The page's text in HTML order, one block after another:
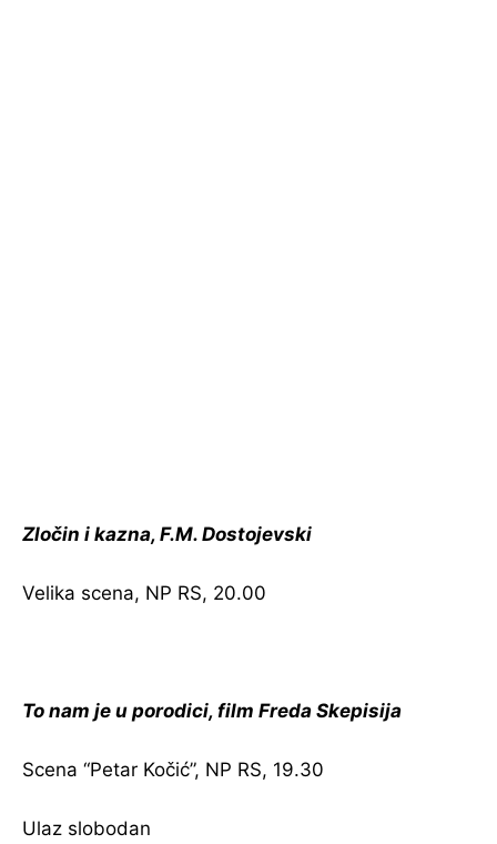
Zločin i kazna, F.M. Dostojevski
Velika scena, NP RS, 20.00
To nam je u porodici, film Freda Skepisija
Scena “Petar Kočić”, NP RS, 19.30
Ulaz slobodan